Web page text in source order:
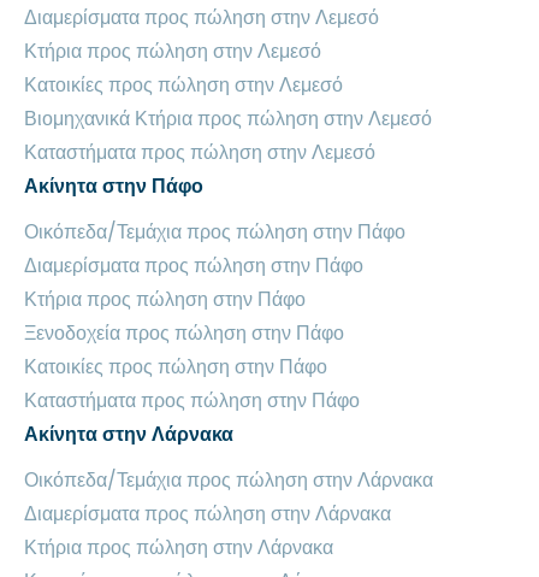
Διαμερίσματα προς πώληση στην Λεμεσό
Κτήρια προς πώληση στην Λεμεσό
Κατοικίες προς πώληση στην Λεμεσό
Βιομηχανικά Κτήρια προς πώληση στην Λεμεσό
Καταστήματα προς πώληση στην Λεμεσό
Ακίνητα στην Πάφο
Οικόπεδα/Τεμάχια προς πώληση στην Πάφο
Διαμερίσματα προς πώληση στην Πάφο
Κτήρια προς πώληση στην Πάφο
Ξενοδοχεία προς πώληση στην Πάφο
Κατοικίες προς πώληση στην Πάφο
Καταστήματα προς πώληση στην Πάφο
Ακίνητα στην Λάρνακα
Οικόπεδα/Τεμάχια προς πώληση στην Λάρνακα
Διαμερίσματα προς πώληση στην Λάρνακα
Κτήρια προς πώληση στην Λάρνακα